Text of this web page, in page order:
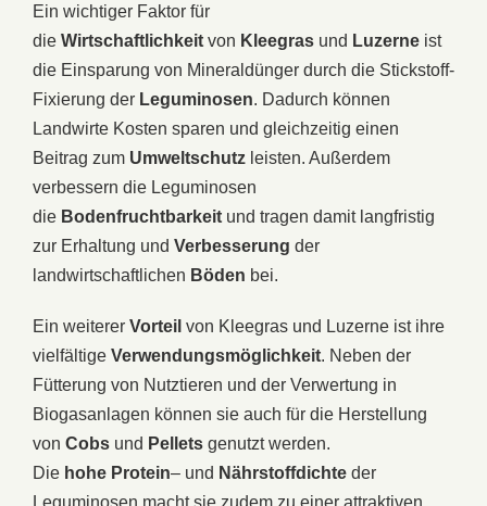
Ein wichtiger Faktor für
die Wirtschaftlichkeit von Kleegras und Luzerne ist
die Einsparung von Mineraldünger durch die Stickstoff-
Fixierung der Leguminosen. Dadurch können
Landwirte Kosten sparen und gleichzeitig einen
Beitrag zum Umweltschutz leisten. Außerdem
verbessern die Leguminosen
die Bodenfruchtbarkeit und tragen damit langfristig
zur Erhaltung und Verbesserung der
landwirtschaftlichen Böden bei.
Ein weiterer Vorteil von Kleegras und Luzerne ist ihre
vielfältige Verwendungsmöglichkeit. Neben der
Fütterung von Nutztieren und der Verwertung in
Biogasanlagen können sie auch für die Herstellung
von Cobs und Pellets genutzt werden.
Die hohe Protein– und Nährstoffdichte der
Leguminosen macht sie zudem zu einer attraktiven